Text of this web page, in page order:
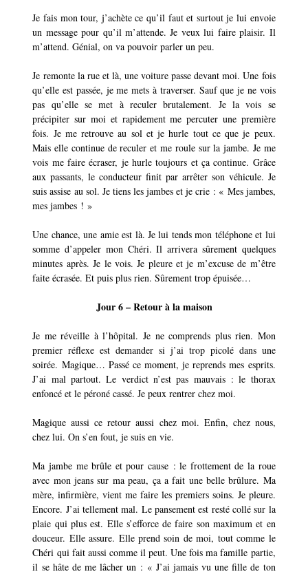
Je fais mon tour, j’achète ce qu’il faut et surtout je lui envoie
un message pour qu’il m’attende. Je veux lui faire plaisir. Il
m’attend. Génial, on va pouvoir parler un peu.
Je remonte la rue et là, une voiture passe devant moi. Une fois
qu’elle est passée, je me mets à traverser. Sauf que je ne vois
pas qu’elle se met à reculer brutalement. Je la vois se
précipiter sur moi et rapidement me percuter une première
fois. Je me retrouve au sol et je hurle tout ce que je peux.
Mais elle continue de reculer et me roule sur la jambe. Je me
vois me faire écraser, je hurle toujours et ça continue. Grâce
aux passants, le conducteur finit par arrêter son véhicule. Je
suis assise au sol. Je tiens les jambes et je crie : « Mes jambes,
mes jambes ! »
Une chance, une amie est là. Je lui tends mon téléphone et lui
somme d’appeler mon Chéri. Il arrivera sûrement quelques
minutes après. Je le vois. Je pleure et je m’excuse de m’être
faite écrasée. Et puis plus rien. Sûrement trop épuisée…
Jour 6 – Retour à la maison
Je me réveille à l’hôpital. Je ne comprends plus rien. Mon
premier réflexe est demander si j’ai trop picolé dans une
soirée. Magique… Passé ce moment, je reprends mes esprits.
J’ai mal partout. Le verdict n’est pas mauvais : le thorax
enfoncé et le péroné cassé. Je peux rentrer chez moi.
Magique aussi ce retour aussi chez moi. Enfin, chez nous,
chez lui. On s’en fout, je suis en vie.
Ma jambe me brûle et pour cause : le frottement de la roue
avec mon jeans sur ma peau, ça a fait une belle brûlure. Ma
mère, infirmière, vient me faire les premiers soins. Je pleure.
Encore. J’ai tellement mal. Le pansement est resté collé sur la
plaie qui plus est. Elle s’efforce de faire son maximum et en
douceur. Elle assure. Elle prend soin de moi, tout comme le
Chéri qui fait aussi comme il peut. Une fois ma famille partie,
il se hâte de me lâcher un : « J’ai jamais vu une fille de ton